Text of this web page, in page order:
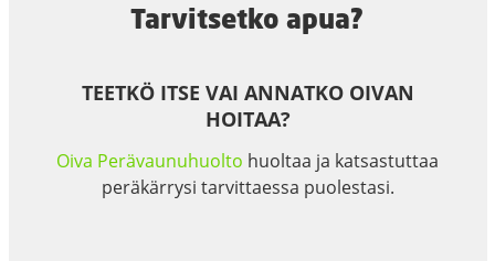
Tarvitsetko apua?
TEETKÖ ITSE VAI ANNATKO OIVAN
HOITAA?
Oiva Perävaunuhuolto huoltaa ja katsastuttaa
peräkärrysi tarvittaessa puolestasi.